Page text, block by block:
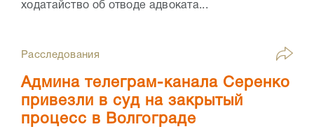
ходатайство об отводе адвоката...
Расследования
Админа телеграм-канала Серенко
привезли в суд на закрытый
процесс в Волгограде